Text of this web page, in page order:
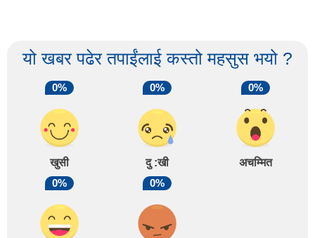
यो खबर पढेर तपाईंलाई कस्तो महसुस भयो ?
0%
खुसी
0%
दु :खी
0%
अचम्मित
0%
0%